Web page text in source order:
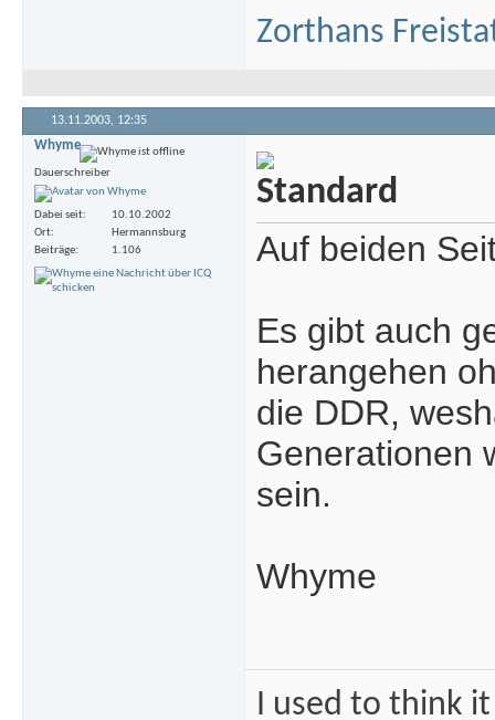
Zorthans
13.11.2003, 12:35
Whyme
Dauerschreiber
Dabei seit
10.10.2002
Ort
Hermannsburg
Beiträge
1.106 Auf beiden
Es gibt auch
herangehen
die DDR,
Generationen
sein.
Whyme
I used to think